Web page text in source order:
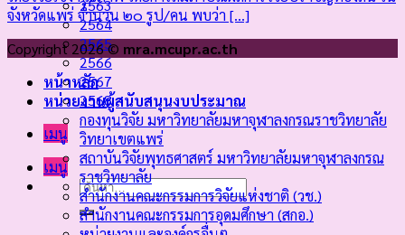
2563
2564
2565
2566
2567
2568
เมนู
เมนู
จังหวัดแพร่ จำนวน ๒๐ รูป/คน พบว่า [...]
Copyright 2026 © mra.mcupr.ac.th
หน้าหลัก
หน่วยงานผู้สนับสนุนงบประมาณ
กองทุนวิจัย มหาวิทยาลัยมหาจุฬาลงกรณราชวิทยาลัย
วิทยาเขตแพร่
สถาบันวิจัยพุทธศาสตร์ มหาวิทยาลัยมหาจุฬาลงกรณ
ราชวิทยาลัย
สำนักงานคณะกรรมการวิจัยแห่งชาติ (วช.)
สำนักงานคณะกรรมการอุดมศึกษา (สกอ.)